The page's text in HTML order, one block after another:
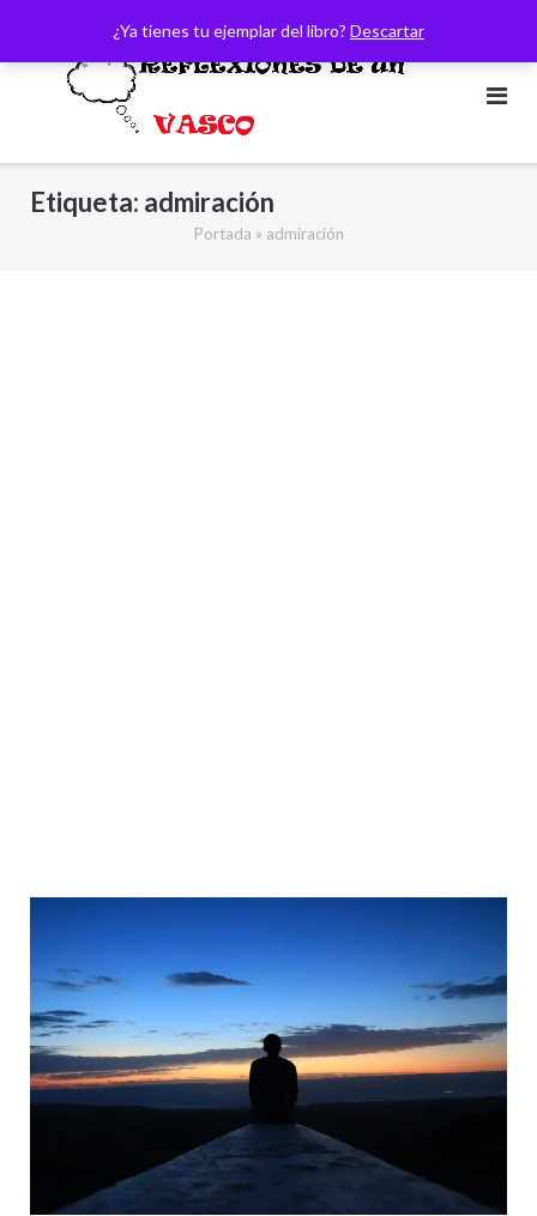
¿Ya tienes tu ejemplar del libro? Descartar
contenido
Etiqueta: admiración
Portada » admiración